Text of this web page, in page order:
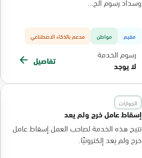
مقيم مواطن مدعم بالذكاء الاصطناعي
رسوم الخدمة
لا يوجد
تفاصيل
الجوازات
إسقاط عامل خرج ولم يعد
تتيح هذه الخدمة لصاحب العمل إسقاط عامل
خرج ولم يعد إلكترونيًا.